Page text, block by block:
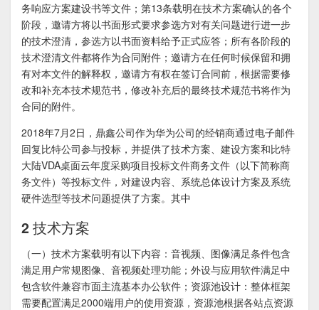
务响应方案建设书等文件；第13条载明在技术方案确认的各个
阶段，邀请方将以书面形式要求参选方对有关问题进行进一步
的技术澄清，参选方以书面资料给予正式应答；所有各阶段的
技术澄清文件都将作为合同附件；邀请方在任何时候保留和拥
有对本文件的解释权，邀请方有权在签订合同前，根据需要修
改和补充本技术规范书，修改补充后的最终技术规范书将作为
合同的附件。
2018年7月2日，鼎鑫公司作为华为公司的经销商通过电子邮件
回复比特公司参与投标，并提供了技术方案、建设方案和比特
大陆VDA桌面云年度采购项目投标文件商务文件（以下简称商
务文件）等投标文件，对建设内容、系统总体设计方案及系统
硬件选型等技术问题提供了方案。其中
2 技术方案
（一）技术方案载明有以下内容：音视频、图像满足条件包含
满足用户常规图像、音视频处理功能；外设与应用软件满足中
包含软件兼容市面主流基本办公软件；资源池设计：整体框架
需要配置满足2000端用户的使用资源，资源池根据各站点资源